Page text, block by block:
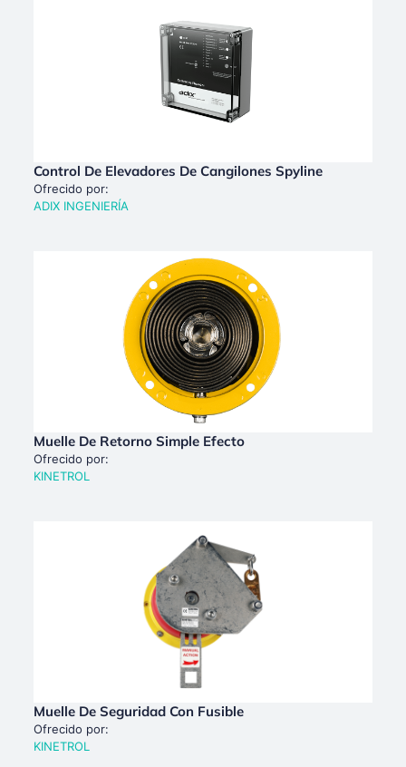
Control De Elevadores De Cangilones Spyline
Ofrecido por:
ADIX INGENIERÍA
Muelle De Retorno Simple Efecto
Ofrecido por:
KINETROL
Muelle De Seguridad Con Fusible
Ofrecido por:
KINETROL